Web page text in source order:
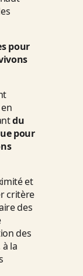
pour
du
pour
et
critère
des
des
la